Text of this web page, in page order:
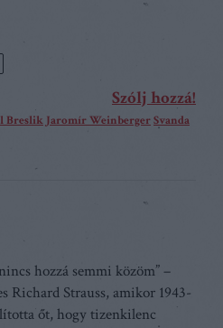
Szólj hozzá!
Breslik Jaromír WeinbergerSvanda
hozzá semmi közöm” –
Richard Strauss, amikor 1943-
őt, hogy tizenkilenc